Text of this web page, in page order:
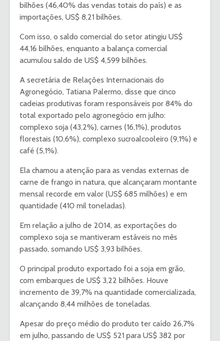
bilhões (46,40% das vendas totais do país) e as
importações, US$ 8,21 bilhões.
Com isso, o saldo comercial do setor atingiu US$
44,16 bilhões, enquanto a balança comercial
acumulou saldo de US$ 4,599 bilhões.
A secretária de Relações Internacionais do
Agronegócio, Tatiana Palermo, disse que cinco
cadeias produtivas foram responsáveis por 84% do
total exportado pelo agronegócio em julho:
complexo soja (43,2%), carnes (16,1%), produtos
florestais (10,6%), complexo sucroalcooleiro (9,1%) e
café (5,1%).
Ela chamou a atenção para as vendas externas de
carne de frango in natura, que alcançaram montante
mensal recorde em valor (US$ 685 milhões) e em
quantidade (410 mil toneladas).
Em relação a julho de 2014, as exportações do
complexo soja se mantiveram estáveis no mês
passado, somando US$ 3,93 bilhões.
O principal produto exportado foi a soja em grão,
com embarques de US$ 3,22 bilhões. Houve
incremento de 39,7% na quantidade comercializada,
alcançando 8,44 milhões de toneladas.
Apesar do preço médio do produto ter caído 26,7%
em julho, passando de US$ 521 para US$ 382 por